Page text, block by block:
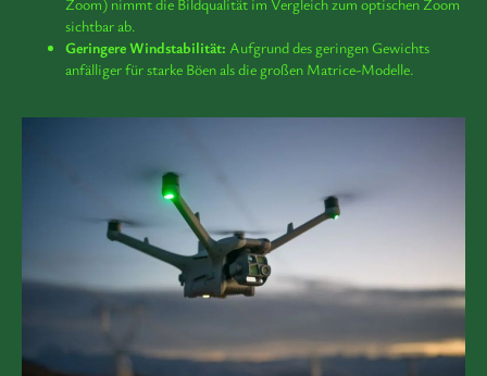
sichtbar ab.
Geringere Windstabilität: Aufgrund des geringen Gewichts
anfälliger für starke Böen als die großen Matrice-Modelle.